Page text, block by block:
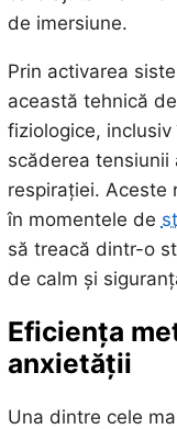
de imersiune.
Prin activarea
această tehnică
fiziologice,
scăderea tensiunii
respirației. Aceste
în momentele de
să treacă dintr-o
de calm și
Eficiența
anxietății
Una dintre cele